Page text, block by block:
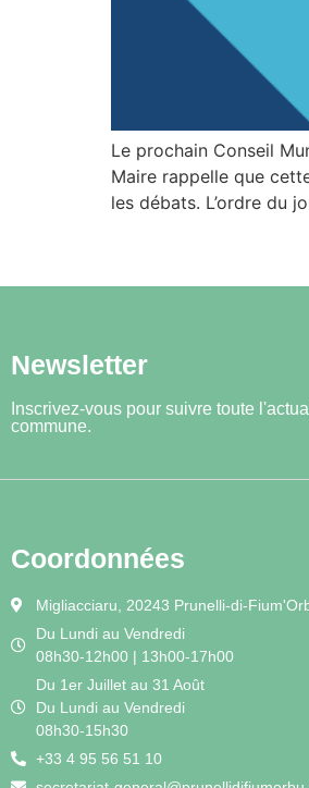
Le prochain Conseil
Maire rappelle que
les débats. L’ordre du
Newsletter
Inscrivez-vous pour suivre toute
commune.
Coordonnées
Migliacciaru, 20243 Prunelli-di-
Du Lundi au Vendredi
08h30-12h00 | 13h00-17h00
Du 1er Juillet au 31 Août
Du Lundi au Vendredi
08h30-15h30
+33 4 95 56 51 10